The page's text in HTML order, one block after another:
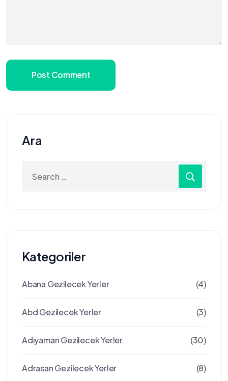
Post Comment
Ara
for:
Kategoriler
Abana Gezilecek Yerler (4)
Abd Gezilecek Yerler (3)
Adıyaman Gezilecek Yerler (30)
Adrasan Gezilecek Yerler (8)